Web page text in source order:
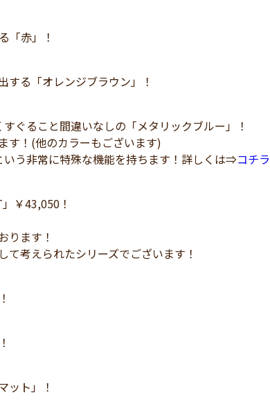
「赤」！
る「オレンジブラウン」！
ぐること間違いなしの「メタリックブルー」！
す！(他のカラーもございます)
いう非常に特殊な機能を持ちます！詳しくは⇒コチラ
￥43,050！
ります！
考えられたシリーズでございます！
ット」！